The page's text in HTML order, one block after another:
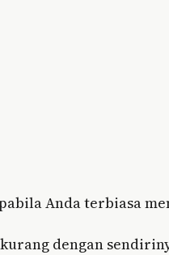
Anda terbiasa
dengan